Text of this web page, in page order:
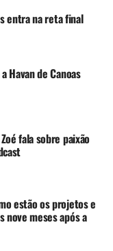
entra na reta final
Havan de Canoas
fala sobre paixão
estão os projetos e
nove meses após a